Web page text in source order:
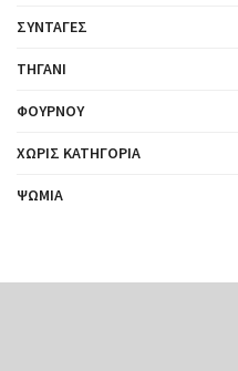
ΣΥΝΤΑΓΈΣ
ΤΗΓΆΝΙ
ΦΟΎΡΝΟΥ
ΧΩΡΊΣ ΚΑΤΗΓΟΡΊΑ
ΨΩΜΙΆ